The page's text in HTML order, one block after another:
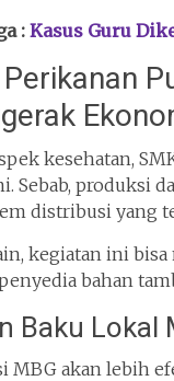
:Kasus Guru
kesehatan,
Sebab, produksi
distribusi yang
kegiatan ini
bahan
Baku Lokal
MBG akan lebih